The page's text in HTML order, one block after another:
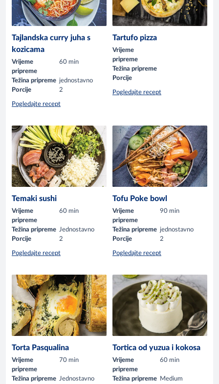
Tajlandska curry juha s
kozicama
Vrijeme
pripreme
60 min
Težina pripreme jednostavno
Porcije
2
Pogledajte recept
Tartufo pizza
Vrijeme
pripreme
Težina pripreme
Porcije
Pogledajte recept
Temaki sushi
Vrijeme
pripreme
60 min
Težina pripreme Jednostavno
Porcije
2
Pogledajte recept
Tofu Poke bowl
Vrijeme
pripreme
90 min
Težina pripreme jednostavno
Porcije
2
Pogledajte recept
Torta Pasqualina
Vrijeme
pripreme
70 min
Težina pripreme Jednostavno
Tortica od yuzua i kokosa
Vrijeme
pripreme
60 min
Težina pripreme
Medium